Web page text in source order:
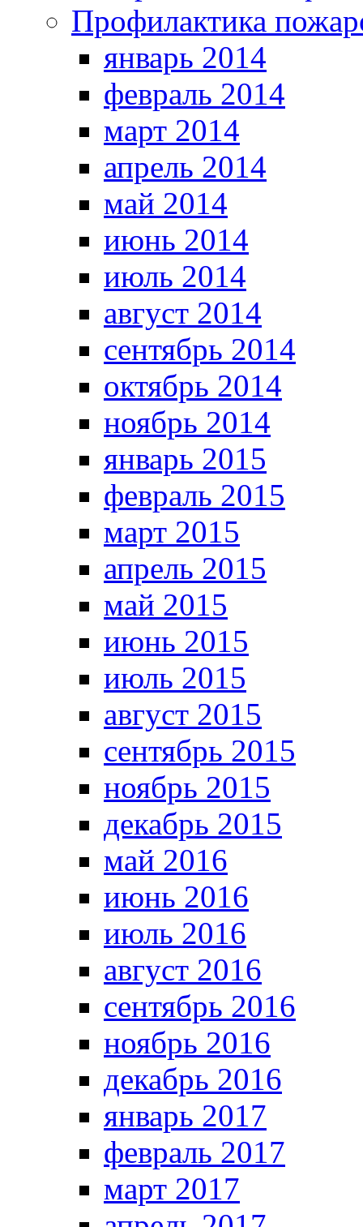
Профилактика
январь 2014
февраль 2014
март 2014
апрель 2014
май 2014
июнь 2014
июль 2014
август 2014
сентябрь 2014
октябрь 2014
ноябрь 2014
январь 2015
февраль 2015
март 2015
апрель 2015
май 2015
июнь 2015
июль 2015
август 2015
сентябрь 2015
ноябрь 2015
декабрь 2015
май 2016
июнь 2016
июль 2016
август 2016
сентябрь 2016
ноябрь 2016
декабрь 2016
январь 2017
февраль 2017
март 2017